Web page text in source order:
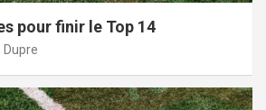
pour finir le Top 14
Dupre